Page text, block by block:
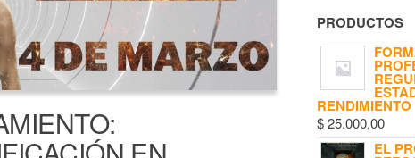
PRODUCTOS
RENDIMIENTO
$25.000,00
EL